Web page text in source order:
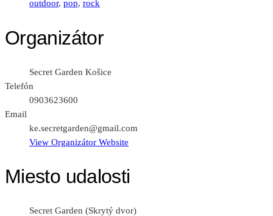
outdoor, pop, rock
Organizátor
Secret Garden Košice
Telefón
0903623600
Email
ke.secretgarden@gmail.com
View Organizátor Website
Miesto udalosti
Secret Garden (Skrytý dvor)